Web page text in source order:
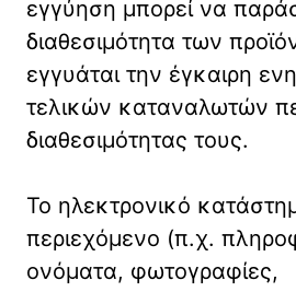
εγγύηση μπορεί να
διαθεσιμότητα των
εγγυάται την έγκαιρη
τελικών καταναλωτών
διαθεσιμότητας τους.
Το ηλεκτρονικό
περιεχόμενο (π.χ.
ονόματα, φωτογραφίες,